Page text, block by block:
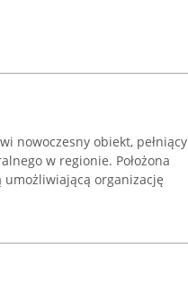
nowoczesny obiekt, pełniący
w regionie. Położona
organizację